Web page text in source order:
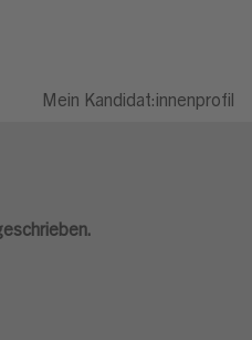
Mein Kandidat:innenprofil